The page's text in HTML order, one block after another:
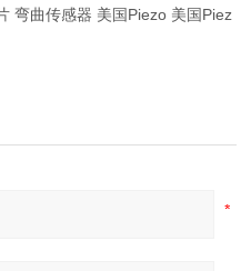
弯曲传感器 美国Piezo 美国Piez